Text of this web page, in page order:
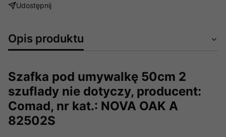
Udostępnij
Opis produktu
Szafka pod umywalkę 50cm 2
szuflady nie dotyczy, producent:
Comad, nr kat.: NOVA OAK A
82502S